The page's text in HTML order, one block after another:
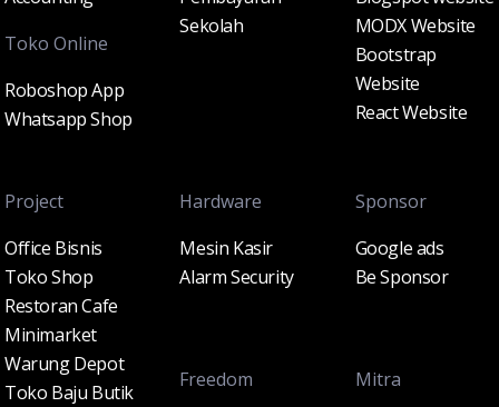
Toko Online
Roboshop App
Whatsapp Shop
Sekolah
MODX Website
Bootstrap
Website
React Website
Project
Office Bisnis
Toko Shop
Restoran Cafe
Minimarket
Warung Depot
Toko Baju Butik
Hardware
Mesin Kasir
Alarm Security
Freedom
Sponsor
Google ads
Be Sponsor
Mitra